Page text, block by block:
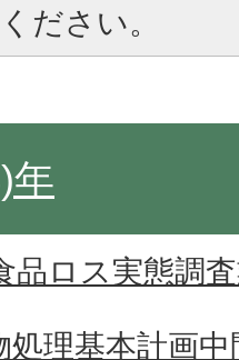
ださい。
年
品ロス実態調
処理基本計画